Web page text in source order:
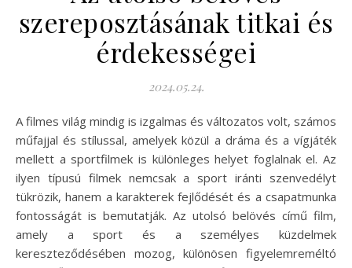
szereposztásának titkai és
érdekességei
2024.05.24.
A filmes világ mindig is izgalmas és változatos volt, számos
műfajjal és stílussal, amelyek közül a dráma és a vígjáték
mellett a sportfilmek is különleges helyet foglalnak el. Az
ilyen típusú filmek nemcsak a sport iránti szenvedélyt
tükrözik, hanem a karakterek fejlődését és a csapatmunka
fontosságát is bemutatják. Az utolsó belövés című film,
amely a sport és a személyes küzdelmek
kereszteződésében mozog, különösen figyelemreméltó